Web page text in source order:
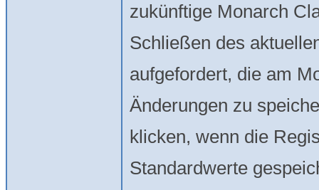
zukünftige Monarch
Schließen des
aufgefordert, die am
Änderungen zu
klicken, wenn die
Standardwerte